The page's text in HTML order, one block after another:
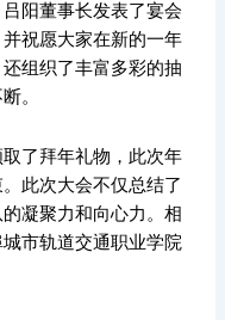
阳董事长发表了宴会
祝愿大家在新的一年
组织了丰富多彩的抽
。
了拜年礼物，此次年
此次大会不仅总结了
凝聚力和向心力。相
市轨道交通职业学院